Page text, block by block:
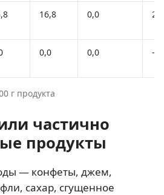
16,8 0,0
0,0 0,0 -
г продукта
частично
продукты
— конфеты, джем,
сахар, сгущенное